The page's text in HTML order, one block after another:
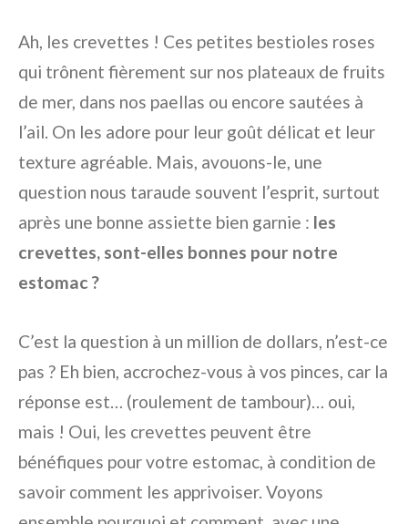
Ah, les crevettes ! Ces petites bestioles roses
qui trônent fièrement sur nos plateaux de fruits
de mer, dans nos paellas ou encore sautées à
l’ail. On les adore pour leur goût délicat et leur
texture agréable. Mais, avouons-le, une
question nous taraude souvent l’esprit, surtout
après une bonne assiette bien garnie : les
crevettes, sont-elles bonnes pour notre
estomac ?
C’est la question à un million de dollars, n’est-ce
pas ? Eh bien, accrochez-vous à vos pinces, car la
réponse est… (roulement de tambour)… oui,
mais ! Oui, les crevettes peuvent être
bénéfiques pour votre estomac, à condition de
savoir comment les apprivoiser. Voyons